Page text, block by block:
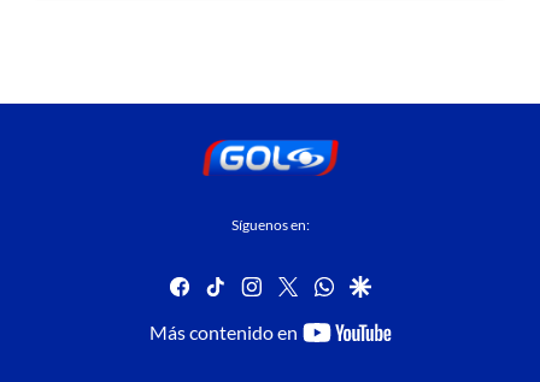
Síguenos en:
facebook
tiktok instagram
twitterwhatsapp
google
Más contenido en
youtube-